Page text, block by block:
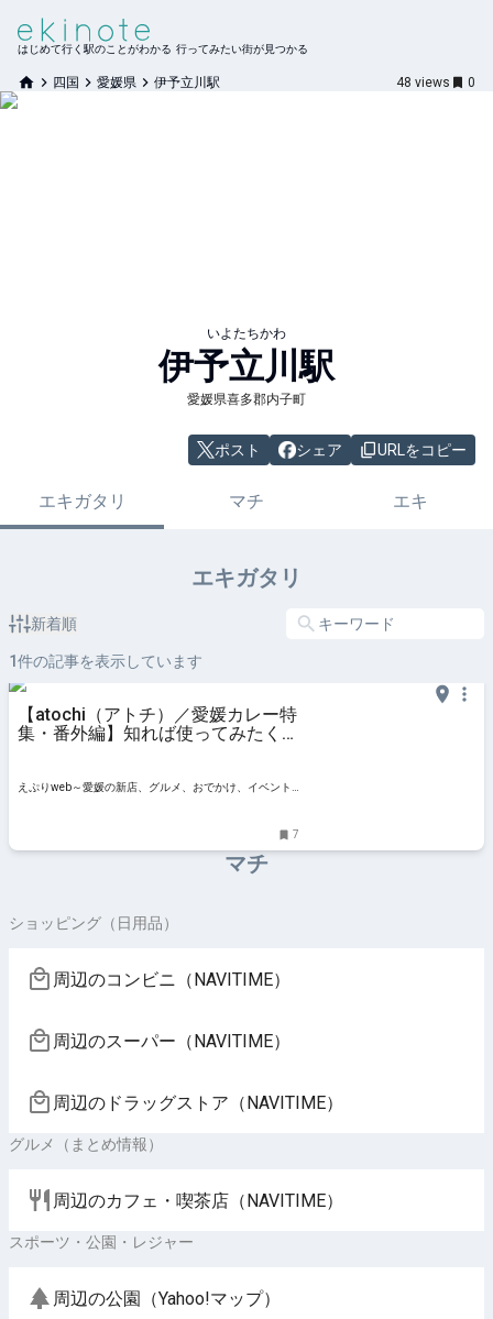
はじめて行く駅のことがわかる 行ってみたい街が見つかる
四国 愛媛県 伊予立川駅 48 views 0
いよたちかわ
伊予立川駅
愛媛県喜多郡内子町
ポスト シェア URLをコピー
エキガタリ マチ エキ
エキガタリ
新着順
1件の記事を表示しています
【atochi（アトチ）／愛媛カレー特
集・番外編】知れば使ってみたくな
えぷりweb～愛媛の新店、グルメ、おでかけ、イベント
7
マチ
ショッピング（日用品）
周辺のコンビニ（NAVITIME）
周辺のスーパー（NAVITIME）
周辺のドラッグストア（NAVITIME）
グルメ（まとめ情報）
周辺のカフェ・喫茶店（NAVITIME）
スポーツ・公園・レジャー
周辺の公園（Yahoo!マップ）